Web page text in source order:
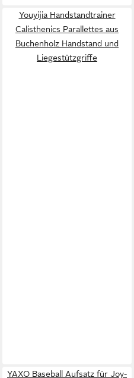
Youyijia Handstandtrainer
Calisthenics Parallettes aus
Buchenholz Handstand und
Liegestützgriffe
YAXO Baseball Aufsatz für Joy-